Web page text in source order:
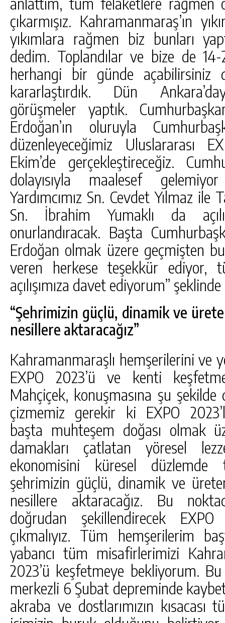
çıkarmışız. Kahramanmaraş’ın
yıkımlara rağmen biz bunları
dedim. Toplandılar ve bize de
herhangi bir günde açabilirsiniz
kararlaştırdık. Dün
görüşmeler yaptık.
Erdoğan’ın oluruyla
düzenleyeceğimiz Uluslararası
Ekim’de gerçekleştireceğiz.
dolayısıyla maalesef
Yardımcımız Sn. Cevdet Yılmaz ile
Sn. İbrahim Yumaklı da
onurlandıracak. Başta
Erdoğan olmak üzere geçmişten
veren herkese teşekkür ediyor,
açılışımıza davet ediyorum”
“Şehrimizin güçlü, dinamik ve
nesillere aktaracağız”
Kahramanmaraşlı hemşerilerini ve
EXPO 2023’ü ve kenti
Mahçiçek, konuşmasına şu
çizmemiz gerekir ki EXPO
başta muhteşem doğası olmak
damakları çatlatan yöresel
ekonomisini küresel düzlemde
şehrimizin güçlü, dinamik ve
nesillere aktaracağız. Bu
doğrudan şekillendirecek
çıkmalıyız. Tüm hemşerilerim
yabancı tüm misafirlerimizi
2023’ü keşfetmeye bekliyorum.
merkezli 6 Şubat depreminde
akraba ve dostlarımızın kısacası